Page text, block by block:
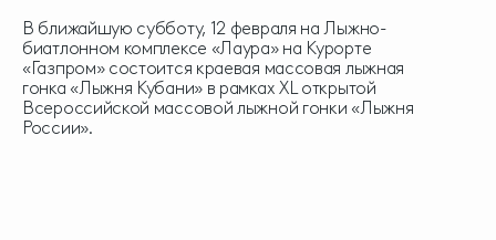
В ближайшую субботу, 12 февраля на Лыжно-
биатлонном комплексе «Лаура» на Курорте
«Газпром» состоится краевая массовая лыжная
гонка «Лыжня Кубани» в рамках XL открытой
Всероссийской массовой лыжной гонки «Лыжня
России».